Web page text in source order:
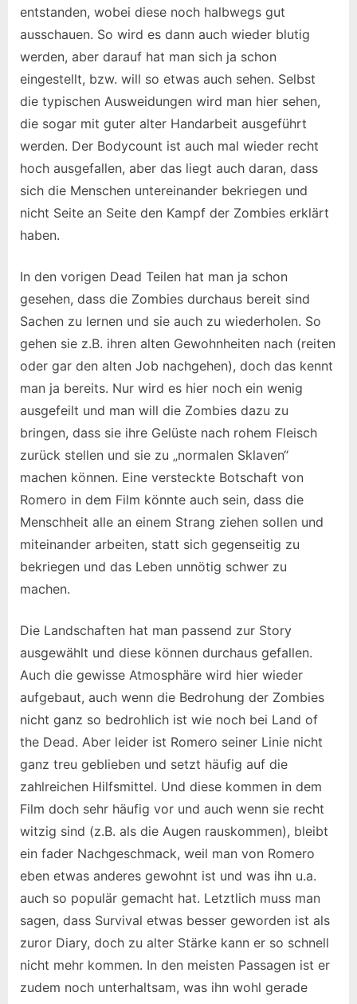
entstanden, wobei diese noch halbwegs gut
ausschauen. So wird es dann auch wieder blutig
werden, aber darauf hat man sich ja schon
eingestellt, bzw. will so etwas auch sehen. Selbst
die typischen Ausweidungen wird man hier sehen,
die sogar mit guter alter Handarbeit ausgeführt
werden. Der Bodycount ist auch mal wieder recht
hoch ausgefallen, aber das liegt auch daran, dass
sich die Menschen untereinander bekriegen und
nicht Seite an Seite den Kampf der Zombies erklärt
haben.
In den vorigen Dead Teilen hat man ja schon
gesehen, dass die Zombies durchaus bereit sind
Sachen zu lernen und sie auch zu wiederholen. So
gehen sie z.B. ihren alten Gewohnheiten nach (reiten
oder gar den alten Job nachgehen), doch das kennt
man ja bereits. Nur wird es hier noch ein wenig
ausgefeilt und man will die Zombies dazu zu
bringen, dass sie ihre Gelüste nach rohem Fleisch
zurück stellen und sie zu „normalen Sklaven“
machen können. Eine versteckte Botschaft von
Romero in dem Film könnte auch sein, dass die
Menschheit alle an einem Strang ziehen sollen und
miteinander arbeiten, statt sich gegenseitig zu
bekriegen und das Leben unnötig schwer zu
machen.
Die Landschaften hat man passend zur Story
ausgewählt und diese können durchaus gefallen.
Auch die gewisse Atmosphäre wird hier wieder
aufgebaut, auch wenn die Bedrohung der Zombies
nicht ganz so bedrohlich ist wie noch bei Land of
the Dead. Aber leider ist Romero seiner Linie nicht
ganz treu geblieben und setzt häufig auf die
zahlreichen Hilfsmittel. Und diese kommen in dem
Film doch sehr häufig vor und auch wenn sie recht
witzig sind (z.B. als die Augen rauskommen), bleibt
ein fader Nachgeschmack, weil man von Romero
eben etwas anderes gewohnt ist und was ihn u.a.
auch so populär gemacht hat. Letztlich muss man
sagen, dass Survival etwas besser geworden ist als
zuror Diary, doch zu alter Stärke kann er so schnell
nicht mehr kommen. In den meisten Passagen ist er
zudem noch unterhaltsam, was ihn wohl gerade